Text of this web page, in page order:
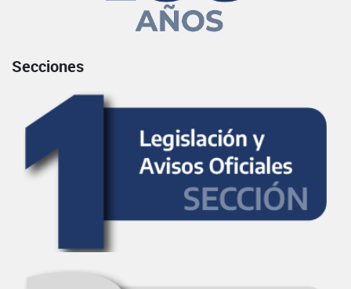
Secciones